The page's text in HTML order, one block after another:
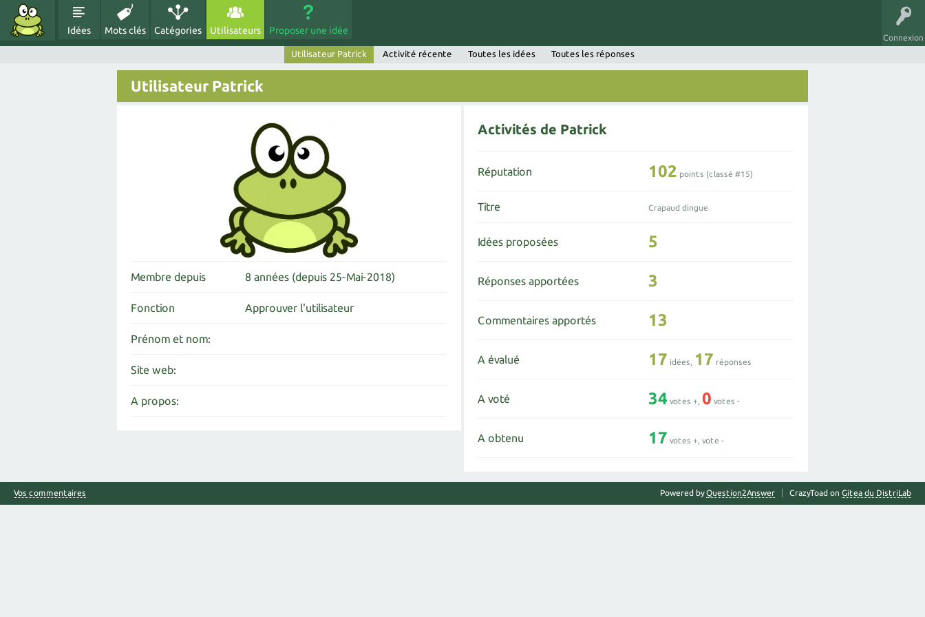
Connexion
Idées Mots clés Catégories Utilisateurs Proposer une idée
Utilisateur Patrick Activité récente Toutes les idées Toutes les réponses
Utilisateur Patrick
Membre depuis 8 années (depuis 25-Mai-2018)
Fonction Approuver l'utilisateur
Prénom et nom:
Site web:
A propos:
Activités de Patrick
Réputation 102 points (classé #15)
Titre Crapaud dingue
Idées proposées 5
Réponses apportées 3
Commentaires apportés 13
A évalué 17 idées, 17 réponses
A voté 34 votes +,0 votes -
A obtenu 17 votes +, vote -
Vos commentaires CrazyToad on Gitea du DistriLab
Powered byQuestion2Answer